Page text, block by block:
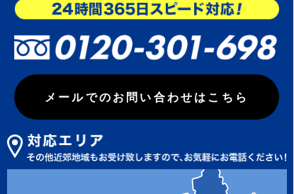
メールでのお問い合わせはこちら